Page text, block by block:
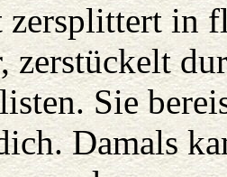
in
zerstückelt
Sie
Damals